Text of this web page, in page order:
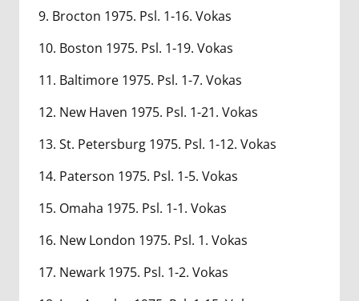
9. Brocton 1975. Psl. 1-16. Vokas
10. Boston 1975. Psl. 1-19. Vokas
11. Baltimore 1975. Psl. 1-7. Vokas
12. New Haven 1975. Psl. 1-21. Vokas
13. St. Petersburg 1975. Psl. 1-12. Vokas
14. Paterson 1975. Psl. 1-5. Vokas
15. Omaha 1975. Psl. 1-1. Vokas
16. New London 1975. Psl. 1. Vokas
17. Newark 1975. Psl. 1-2. Vokas